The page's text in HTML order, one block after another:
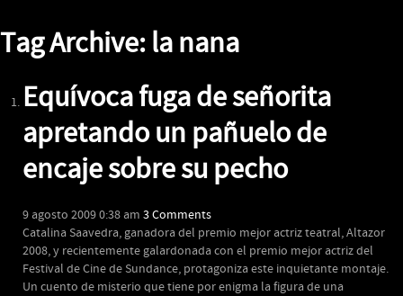
Tag Archive: la nana
Equívoca fuga de señorita
apretando un pañuelo de
encaje sobre su pecho
9 agosto 2009 0:38 am 3 Comments
Catalina Saavedra, ganadora del premio mejor actriz teatral, Altazor
2008, y recientemente galardonada con el premio mejor actriz del
Festival de Cine de Sundance, protagoniza este inquietante montaje.
Un cuento de misterio que tiene por enigma la figura de una